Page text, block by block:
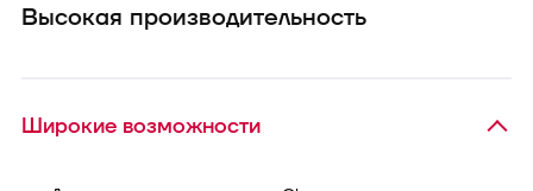
Высокая производительность
Широкие возможности